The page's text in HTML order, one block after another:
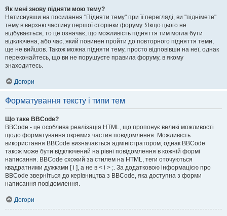
Як мені знову підняти мою тему?
Натиснувши на посилання "Підняти тему" при її перегляді, ви "піднімете"
тему в верхню частину першої сторінки форуму. Якщо цього не
відбувається, то це означає, що можливість підняття тим могла бути
відключена, або час, який повинен пройти до повторного підняття теми,
ще не вийшов. Також можна підняти тему, просто відповівши на неї, однак
переконайтесь, що ви не порушуєте правила форуму, в якому
знаходитесь.
Догори
Форматування тексту і типи тем
Що таке BBCode?
BBCode - це особлива реалізація HTML, що пропонує великі можливості
щодо форматування окремих частин повідомлення. Можливість
використання BBCode визначається адміністратором, однак BBCode
також може бути відключений на рівні повідомлення в кожній формі
написання. BBCode схожий за стилем на HTML, теги оточуються
квадратними дужками [ і ], а не в < і > ;. За додатковою інформацією про
BBCode зверніться до керівництва з BBCode, яка доступна з форми
написання повідомлення.
Догори